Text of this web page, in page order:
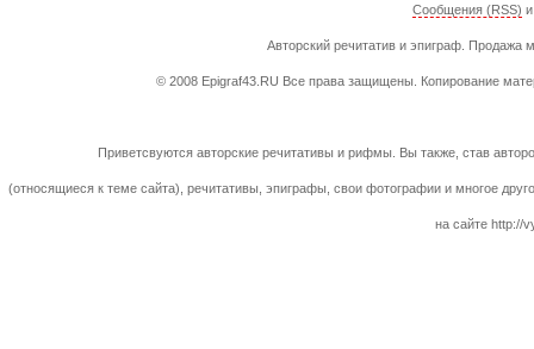
Сообщения (RSS)
Авторский речитатив и эпиграф. Продажа
© 2008 Epigraf43.RU Все права защищены. Копирование
Приветсвуются авторские речитативы и рифмы. Вы также, став
(относящиеся к теме сайта), речитативы, эпиграфы, свои фотографии и многое
на сайте http://